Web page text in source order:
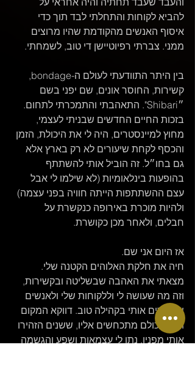
להביא לקוחות והתחלתי לבד תוך כדי
איסוף האנשים מהקודמת שהיו מרוצים
ממני. צברתי רפיוטיישן די טוב, לשמחתי.
בין היתר התוודעתי לעולם ה-bondage,
קשירות, החוסר אונים, שם יפני בשם
״Shibari". התאהבתי והתמכרתי לתחום.
בזכות החיים החדשים שבניתי לעצמי,
מחוץ למיינסטרים, היה לי את היכולת, הזמן
והכסף לקחת שיעורים לא רק בארץ אלא
גם בחו״ל. זה הוביל אותי להשתתף
בהופעות בינלאומיות (לא שילמו לי אבל
עצם ההשתתפות הייתה חוויה בפני עצמה)
ולהיות מוכרת באירופה כנקשרת על
חבלים, ולאחר מכן כקושרת.
אז היום אני שם.
חיה את חלקת האלוהים הקטנה שלי.
מצאתי את האהבה שבשליטה ובקשירות,
וזה מה שעושה לי וללקוחות שלי ולאנשים
שמכירים אותי בקהילה טוב. דווקא המקום
הזה שכולם מתכחשים אליו, ששנים הזהירו
אותי מפניו, נתן לי עצמאות ושפע והגשמה